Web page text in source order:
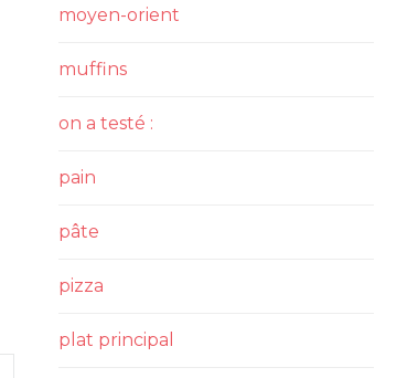
moyen-orient
muffins
on a testé :
pain
pâte
pizza
plat principal